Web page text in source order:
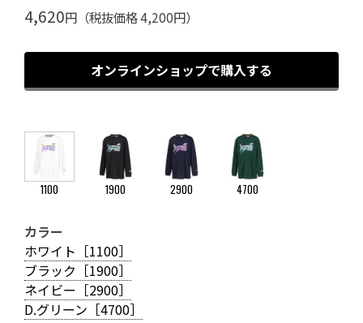
4,620円（税抜価格 4,200円）
オンラインショップで購入する
1100 1900 2900 4700
カラー
ホワイト［1100］
ブラック［1900］
ネイビー［2900］
D.グリーン［4700］